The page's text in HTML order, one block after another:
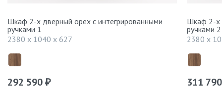
Шкаф 2-х дверный орех с интегрированными
ручками 1
2380 x 1040 x 627
292 590 ₽
Шкаф 2-х
ручками 2
2380 x
311